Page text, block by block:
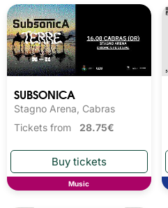
SUBSONICA
Stagno Arena, Cabras
Tickets from 28.75€
Music